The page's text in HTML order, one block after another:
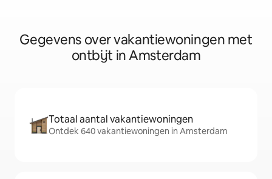
Gegevens over vakantiewoningen met
ontbijt in Amsterdam
Totaal aantal vakantiewoningen
Ontdek 640 vakantiewoningen in Amsterdam